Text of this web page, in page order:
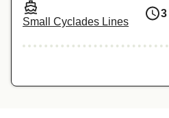
Small Cyclades Lines
3